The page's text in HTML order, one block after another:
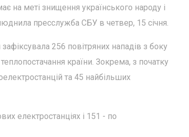
на меті знищення українського народу і
пресслужба СБУ в четвер, 15 січня.
256 повітряних нападів з боку
країни. Зокрема, з початку
та 45 найбільших
електростанціях і 151 - по